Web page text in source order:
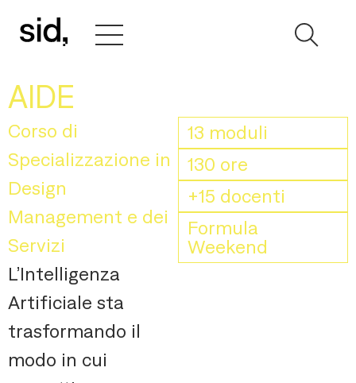
AIDE
Corso di
Specializzazione in
Design
Management e dei
Servizi
L’Intelligenza
Artificiale sta
trasformando il
modo in cui
13 moduli
130 ore
+15 docenti
Formula
Weekend